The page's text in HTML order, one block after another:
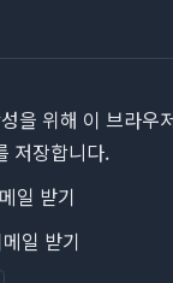
을 위해 이 브라우
저장합니다.
일 받기
일 받기